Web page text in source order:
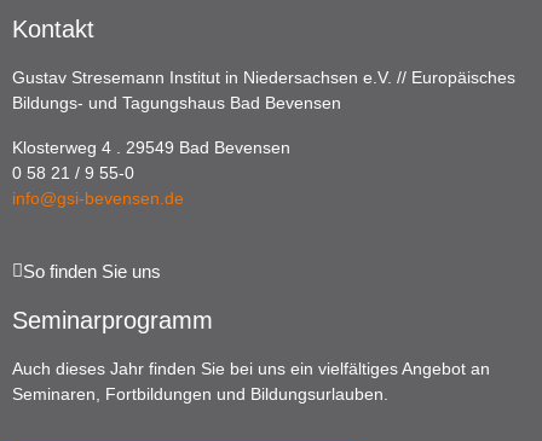
Kontakt
Gustav Stresemann Institut in Niedersachsen e.V. // Europäisches
Bildungs- und Tagungshaus Bad Bevensen
Klosterweg 4 . 29549 Bad Bevensen
0 58 21 / 9 55-0
info@gsi-bevensen.de
So finden Sie uns
Seminarprogramm
Auch dieses Jahr finden Sie bei uns ein vielfältiges Angebot an
Seminaren, Fortbildungen und Bildungsurlauben.